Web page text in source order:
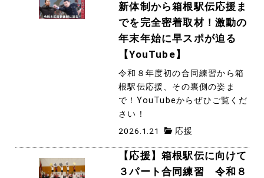
新体制から箱根駅伝応援ま
でを完全密着取材！激動の
年末年始に早スポが迫る
【YouTube】
令和８年度初の合同練習から箱
根駅伝応援、その裏側の姿ま
で！YouTubeからぜひご覧くだ
さい！
2026.1.21 応援
【応援】箱根駅伝に向けて
３パート合同練習 令和８